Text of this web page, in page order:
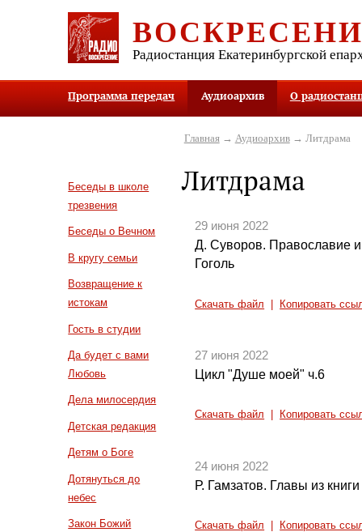
Радиостанция Екатеринбургской
Программа передач Аудиоархив О
Беседы в школе
трезвения
Беседы о Вечном
В кругу семьи
Возвращение к
истокам
Гость в студии
Да будет с вами
Любовь
Дела милосердия
Детская редакция
Детям о Боге
Дотянуться до
небес
Закон Божий
Главная→ Аудиоархив→ Литдрама
Литдрама
29 июня 2022
Д. Суворов. Православие и
Гоголь
Скачать файл Копировать
27 июня 2022
Цикл "Душе моей" ч.6
Скачать файл Копировать
24 июня 2022
Р. Гамзатов. Главы из
Скачать файл Копировать